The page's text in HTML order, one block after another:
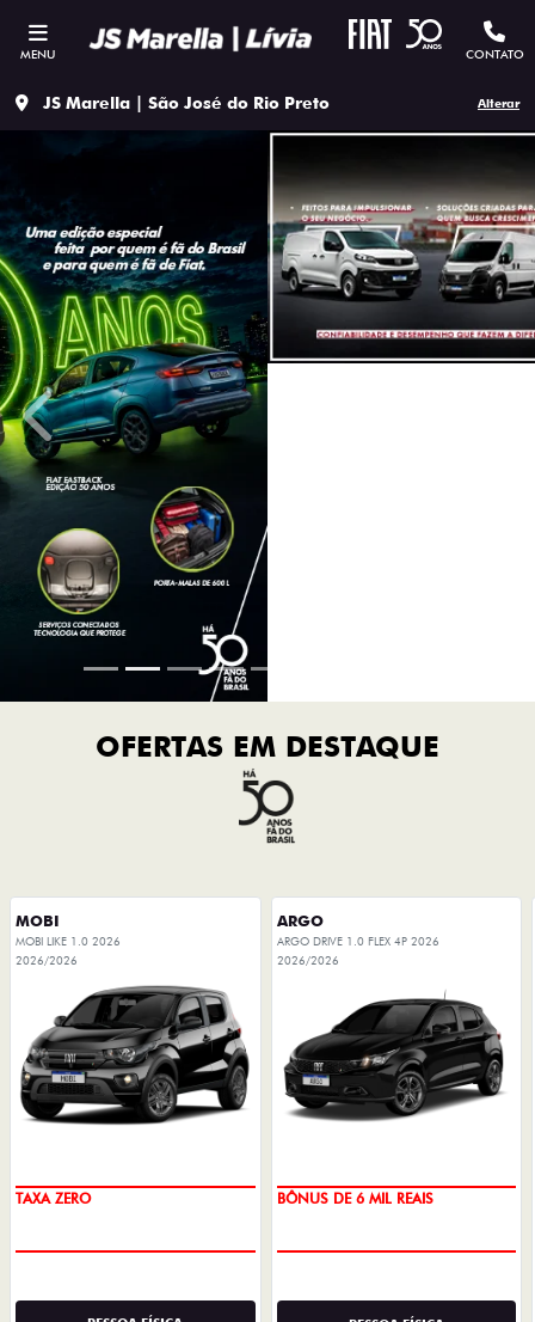
MENU CONTATO
JS Marella | São José do Rio Preto Alterar
templates.template-
OFERTAS EM DESTAQUE
MOBI
MOBI LIKE 1.0 2026
2026/2026
PESSOA FÍSICA
De: R$ 85.490,00
R$ 72.790,00
ENTRADA DE R$ 54.967,04 +30
PARCELAS DE R$ 1.379,00